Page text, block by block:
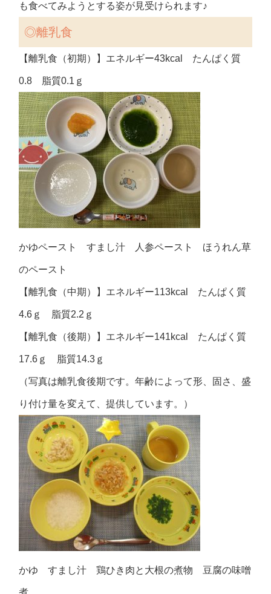
も食べてみようとする姿が見受けられます♪
◎離乳食
【離乳食（初期）】エネルギー43kcal たんぱく質
0.8 脂質0.1ｇ
かゆペースト すまし汁 人参ペースト ほうれん草
のペースト
【離乳食（中期）】エネルギー113kcal たんぱく質
4.6ｇ 脂質2.2ｇ
【離乳食（後期）】エネルギー141kcal たんぱく質
17.6ｇ 脂質14.3ｇ
（写真は離乳食後期です。年齢によって形、固さ、盛
り付け量を変えて、提供しています。）
かゆ すまし汁 鶏ひき肉と大根の煮物 豆腐の味噌